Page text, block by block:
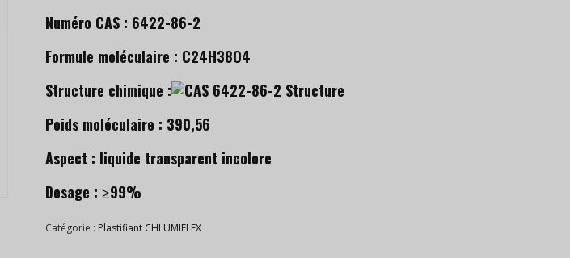
Numéro CAS : 6422-86-2
Formule moléculaire : C24H38O4
Structure chimique :
Poids moléculaire : 390,56
Aspect : liquide transparent incolore
Dosage : ≥99%
Catégorie : Plastifiant CHLUMIFLEX